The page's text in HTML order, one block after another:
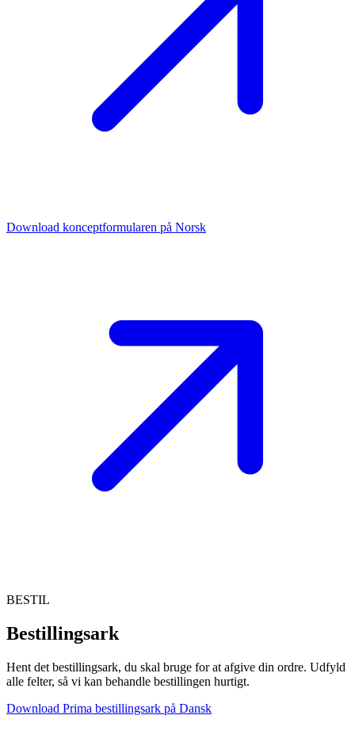
Download konceptformularen på Norsk
BESTIL
Bestillingsark
Hent det bestillingsark, du skal bruge for at afgive din ordre. Udfyld
alle felter, så vi kan behandle bestillingen hurtigt.
Download Prima bestillingsark på Dansk